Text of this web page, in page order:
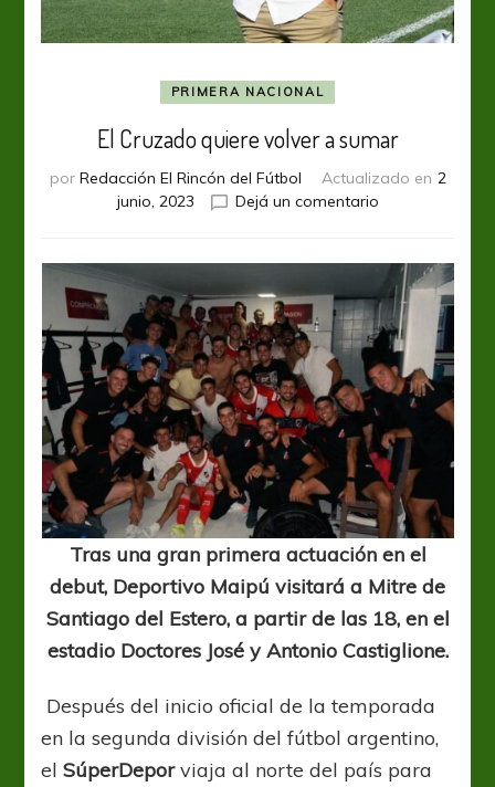
PRIMERA NACIONAL
El Cruzado quiere volver a sumar
por Redacción El Rincón del Fútbol Actualizado en 2
junio, 2023
Dejá un comentarioen
quiere
volver
a
sumar
Tras una gran primera actuación en el
debut, Deportivo Maipú visitará a Mitre de
Santiago del Estero, a partir de las 18, en el
estadio Doctores José y Antonio Castiglione.
Después del inicio oficial de la temporada
en la segunda división del fútbol argentino,
elSúperDeporviaja al norte del país para